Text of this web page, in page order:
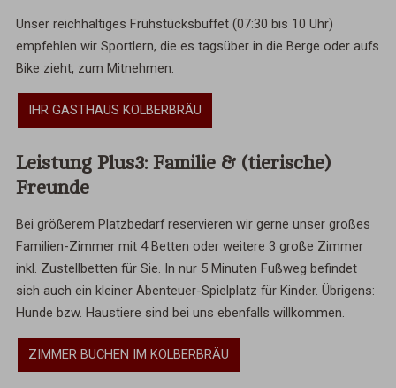
Unser reichhaltiges Frühstücksbuffet (07:30 bis 10 Uhr)
empfehlen wir Sportlern, die es tagsüber in die Berge oder aufs
Bike zieht, zum Mitnehmen.
IHR GASTHAUS KOLBERBRÄU
Leistung Plus3: Familie & (tierische)
Freunde
Bei größerem Platzbedarf reservieren wir gerne unser großes
Familien-Zimmer mit 4 Betten oder weitere 3 große Zimmer
inkl. Zustellbetten für Sie. In nur 5 Minuten Fußweg befindet
sich auch ein kleiner Abenteuer-Spielplatz für Kinder. Übrigens:
Hunde bzw. Haustiere sind bei uns ebenfalls willkommen.
ZIMMER BUCHEN IM KOLBERBRÄU